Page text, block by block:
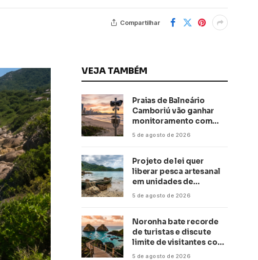
Compartilhar
VEJA TAMBÉM
Praias de Balneário
Camboriú vão ganhar
monitoramento com
inteligência artificial
5 de agosto de 2026
Projeto de lei quer
liberar pesca artesanal
em unidades de
conservação
5 de agosto de 2026
Noronha bate recorde
de turistas e discute
limite de visitantes com
a Anac
5 de agosto de 2026